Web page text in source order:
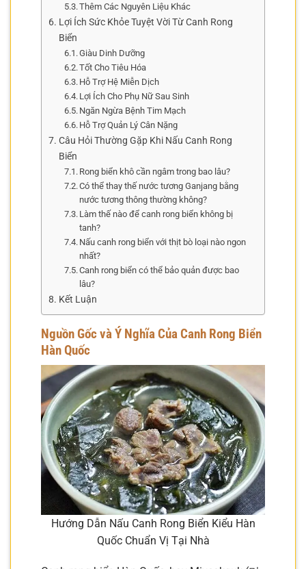
Thêm Các Nguyên Liệu Khác
Lợi Ích Sức Khỏe Tuyệt Vời Từ Canh Rong
Biển
Giàu Dinh Dưỡng
Tốt Cho Tiêu Hóa
Hỗ Trợ Hệ Miễn Dịch
Lợi Ích Cho Phụ Nữ Sau Sinh
Ngăn Ngừa Bệnh Tim Mạch
Hỗ Trợ Quản Lý Cân Nặng
Câu Hỏi Thường Gặp Khi Nấu Canh Rong
Biển
Rong biển khô cần ngâm trong bao lâu?
Có thể thay thế nước tương Ganjang bằng
nước tương thông thường không?
Làm thế nào để canh rong biển không bị
tanh?
Nấu canh rong biển với thịt bò loại nào ngon
nhất?
Canh rong biển có thể bảo quản được bao
lâu?
Kết Luận
Nguồn Gốc và Ý Nghĩa Của Canh Rong Biển
Hàn Quốc
Hướng Dẫn Nấu Canh Rong Biển Kiểu Hàn
Quốc Chuẩn Vị Tại Nhà